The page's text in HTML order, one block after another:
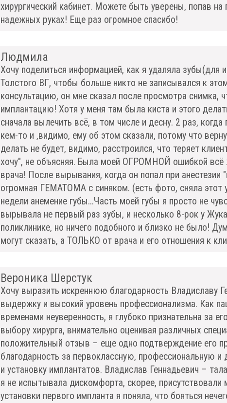
хирургический кабинет. Можете быть уверены, попав
надежных руках! Еще раз огромное спасибо!
Людмила
Хочу поделиться информацией, как я удаляла зубы(для
Толстого ВГ, чтобы больше никто не записывался к
консультацию, он мне сказал после просмотра
имплантацию! Хотя у меня там была киста и этого
сначала вылечить всё, в том числе и десну. 2 раз,
кем-то и ,видимо, ему об этом сказали, потому что
делать не будет, видимо, расстроился, что теряет
хочу", не объясняя. Была моей ОГРОМНОЙ ошибкой всё
врача! После вырывания, когда он попал при анестезии
огромная ГЕМАТОМА с синяком. (есть фото, сняла этот
недели анемение губы...Часть моей губы я просто не
вырывала не первый раз зубы, и несколько 8-рок у
поликлинике, но ничего подобного и близко не было!
могут сказать, а ТОЛЬКО от врача и его отношения к
Вероника Шерстук
Хочу выразить искреннюю благодарность Владиславу
выдержку и высокий уровень профессионализма. Как
временами неуверенность, я глубоко признательна за
выбору хирурга, внимательно оценивая различных
положительный отзыв – еще одно подтверждение его
благодарность за первоклассную, профессиональную
и установку имплантатов. Владислав Геннадьевич –
я не испытывала дискомфорта, скорее, присутствовали
установки первого импланта я поняла, что бояться